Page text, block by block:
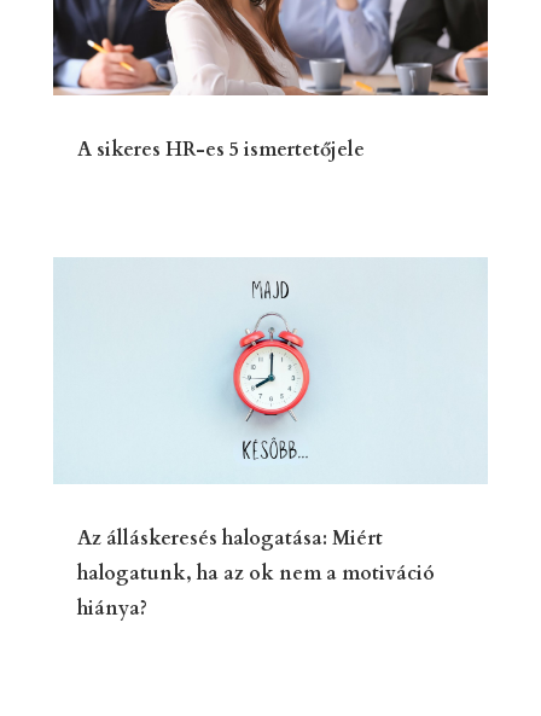
A sikeres HR-es 5 ismertetőjele
Az álláskeresés halogatása: Miért
halogatunk, ha az ok nem a motiváció
hiánya?